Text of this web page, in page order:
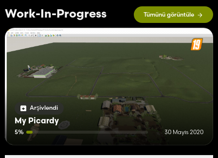
Work-In-Progress Tümünü görüntüle
Arşivlendi
My Picardy
5% 30 Mayıs 2020